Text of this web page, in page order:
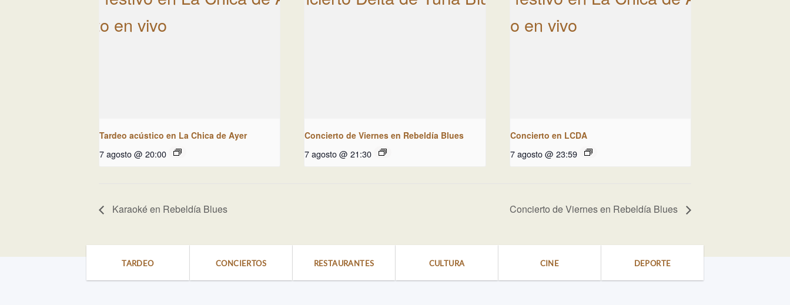
Tardeo acústico en La Chica de Ayer
7 agosto @ 20:00
Concierto de Viernes en Rebeldía Blues
7 agosto @ 21:30
Concierto en LCDA
7 agosto @ 23:59
Karaoké en Rebeldía Blues Concierto de Viernes en Rebeldía Blues
TARDEO CONCIERTOS RESTAURANTES CULTURA CINE DEPORTE